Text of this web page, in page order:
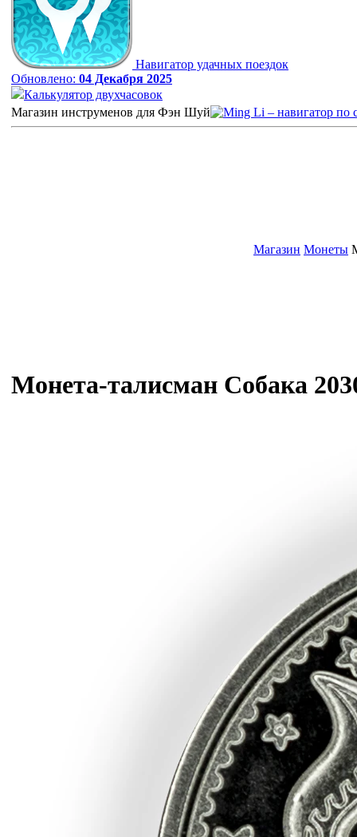
Навигатор удачных поездок
Обновлено: 04 Декабря 2025
Калькулятор двухчасовок
Магазин инструменов для Фэн Шуй
Магазин Монеты
Монета-талисман Собака